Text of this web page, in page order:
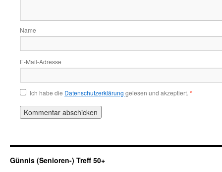
Name
E-Mail-Adresse
Ich habe die Datenschutzerklärung gelesen und akzeptiert. *
Günnis (Senioren-) Treff 50+